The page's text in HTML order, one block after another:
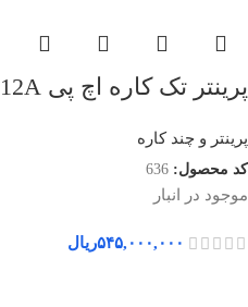
پرینتر تک کاره اچ پی M12A
پرینتر و چند کاره
کد محصول: 636
موجود در انبار
۵۴۵,۰۰۰,۰۰۰ریال